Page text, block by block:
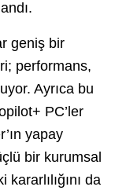
geniş bir
performans,
Ayrıca bu
PC’ler
yapay
bir kurumsal
da